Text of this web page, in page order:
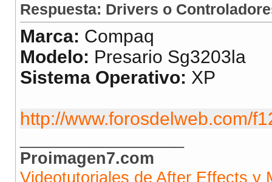
Respuesta: Drivers o
Marca: Compaq
Modelo: Presario Sg3203la
Sistema Operativo: XP
http://www.forosdelweb.com/
Proimagen7.com
Videotutoriales de After Effects y